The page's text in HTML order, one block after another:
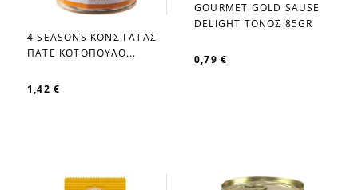
favorite_border
4 SEASONS ΚΟΝΣ.ΓΑΤΑΣ
ΠΑΤΕ ΚΟΤΟΠΟΥΛΟ...
1,42 €
favorite_border
GOURMET GOLD SAUSE
DELIGHT ΤΟΝΟΣ 85GR
0,79 €